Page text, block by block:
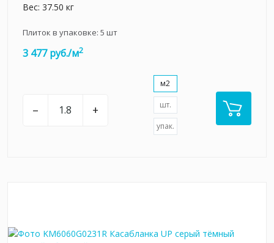
Вес: 37.50 кг
Плиток в упаковке: 5 шт
3 477 руб./м2
– +
м2
шт.
упак.